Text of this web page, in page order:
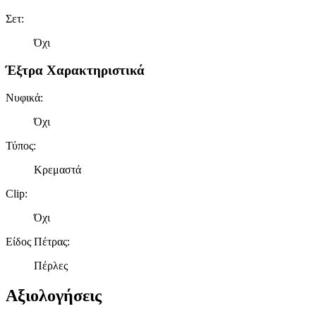
Σετ:
Όχι
Έξτρα Χαρακτηριστικά
Νυφικά:
Όχι
Τύπος:
Κρεμαστά
Clip:
Όχι
Είδος Πέτρας:
Πέρλες
Αξιολογήσεις